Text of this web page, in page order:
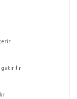
getirilir